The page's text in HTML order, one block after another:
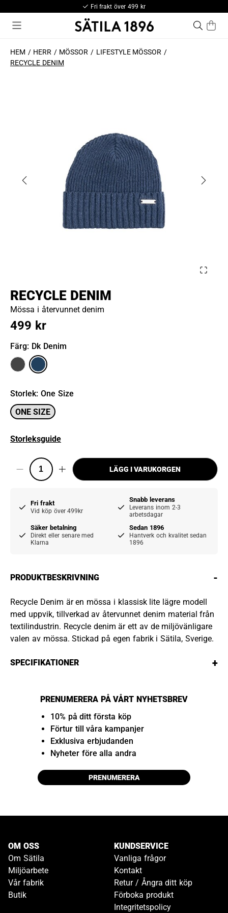
Fri frakt över 499 kr
HEM HERR MÖSSOR
LIFESTYLE MÖSSOR
RECYCLE DENIM
RECYCLE DENIM
Mössa i återvunnet denim
499 kr
Färg: Dk Denim
Storlek: One Size
ONE SIZE
Storleksguide
LÄGG I VARUKORGEN
Fri frakt
Vid köp över 499kr
Snabb leverans
Leverans inom 2-3
arbetsdagar
Säker betalning
Direkt eller senare med
Klarna
Sedan 1896
Hantverk och kvalitet sedan
1896
PRODUKTBESKRIVNING -
Recycle Denim är en mössa i klassisk lite lägre modell
med uppvik, tillverkad av återvunnet denim material från
textilindustrin. Recycle denim är ett av de miljövänligare
valen av mössa. Stickad på egen fabrik i Sätila, Sverige.
SPECIFIKATIONER +
PRENUMERERA PÅ VÅRT NYHETSBREV
10% på ditt första köp
Förtur till våra kampanjer
Exklusiva erbjudanden
Nyheter före alla andra
PRENUMERERA
OM OSS
Om Sätila
Miljöarbete
Vår fabrik
Butik
KUNDSERVICE
Vanliga frågor
Kontakt
Retur / Ångra ditt köp
Förboka produkt
Integritetspolicy